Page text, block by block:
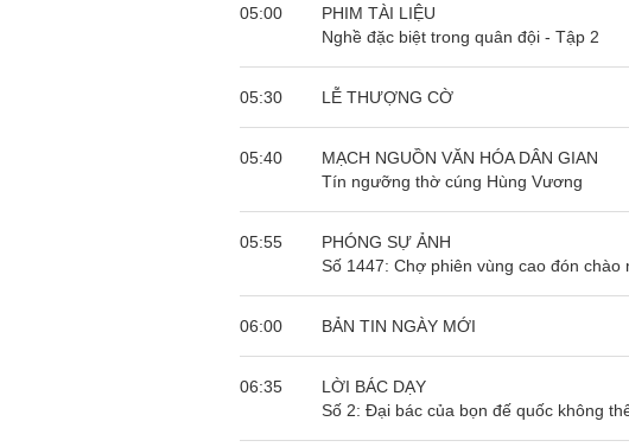
05:00
PHIM TÀI LIỆU
Nghề đặc biệt trong quân đội - Tập 2
05:30 LỄ THƯỢNG CỜ
05:40
MẠCH NGUỒN VĂN HÓA DÂN GIAN
Tín ngưỡng thờ cúng Hùng Vương
05:55
PHÓNG SỰ ẢNH
Số 1447: Chợ phiên vùng cao đón chào
06:00 BẢN TIN NGÀY MỚI
06:35
LỜI BÁC DẠY
Số 2: Đại bác của bọn đế quốc không
NGƯỜI
TÔI GẶP,
TÔI VIẾT
hành trình phác dựng thế giới từ
trí tưởng tượng, nơi nhà văn tự